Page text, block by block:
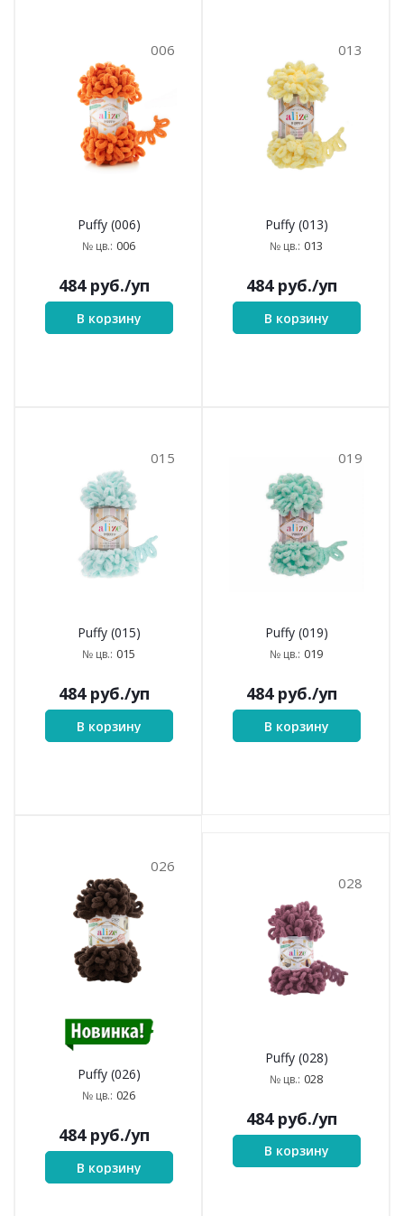
006
Puffy (006)
№ цв.: 006
484руб./уп
В корзину
013
Puffy (013)
№ цв.: 013
484руб./уп
В корзину
015
Puffy (015)
№ цв.: 015
484руб./уп
В корзину
019
Puffy (019)
№ цв.: 019
484руб./уп
В корзину
026
Puffy (026)
№ цв.: 026
484руб./уп
В корзину
028
Puffy (028)
№ цв.: 028
484руб./уп
В корзину